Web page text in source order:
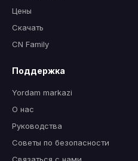
Цены
Скачать
CN Family
Поддержка
Yordam markazi
О нас
Руководства
Советы по безопасности